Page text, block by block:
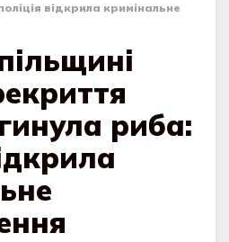
відкрила кримінальне
риба: